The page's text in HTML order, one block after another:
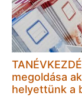
megoldása
helyettünk a